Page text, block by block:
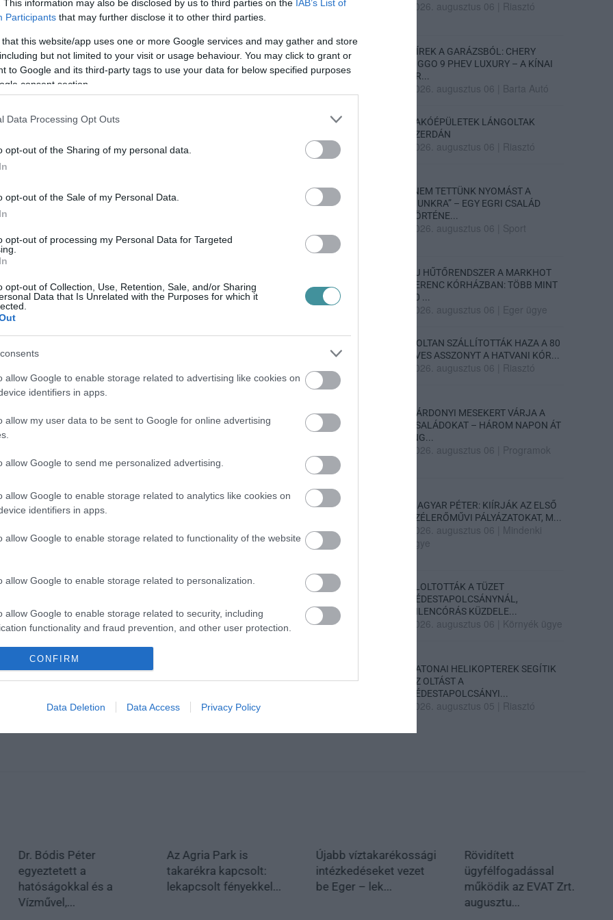
This information may also be disclosed by us to third parties on the IAB’s List of
Participants that may further disclose it to other third parties.
that this website/app uses one or more Google services and may gather and store
but not limited to your visit or usage behaviour. You may click to grant or
to Google and its third-party tags to use your data for below specified purposes
consent section.
Data Processing Opt Outs
opt-out of the Sharing of my personal data.
opt-out of the Sale of my Personal Data.
opt-out of processing my Personal Data for Targeted
opt-out of Collection, Use, Retention, Sale, and/or Sharing
Data that Is Unrelated with the Purposes for which it
allow Google to enable storage related to advertising like cookies on
identifiers in apps.
allow my user data to be sent to Google for online advertising
allow Google to send me personalized advertising.
allow Google to enable storage related to analytics like cookies on
identifiers in apps.
allow Google to enable storage related to functionality of the website
allow Google to enable storage related to personalization.
allow Google to enable storage related to security, including
functionality and fraud prevention, and other user protection.
CONFIRM
Data Deletion Data Access Privacy Policy
esedékes Bajnokok Ligája
jelenlegi helyzetnek. Tóth Edmond edző
le a 2020/2021-es idényben,
a mezőnyben, amely már öt meccsen
játszottak le. A Gyöngyös a Budakalász
Tatabánya otthonában diadalmaskodott.
az SBS-Eger – Telekom Veszprém, a
FKSE-LINAMAR - Dabasi KC, a
KKFT - Csurgói KK
mérkőzése október 6-ra van kiírva,
Sportcsarnokba. Csak remélni
időn belül visszatérnek a régi
aratott a Szeged ellen az
az EGRI ÜGYEK Google Hírek oldalán!
2026. augusztus 06 Riasztó
HÍREK A GARÁZSBÓL: CHERY
TIGGO 9 PHEV LUXURY – A KÍNAI
PR...
2026. augusztus 06 Barta Autó
LAKÓÉPÜLETEK LÁNGOLTAK
SZERDÁN
2026. augusztus 06 Riasztó
„NEM TETTÜNK NYOMÁST A
FIUNKRA” – EGY EGRI CSALÁD
TÖRTÉNE...
2026. augusztus 06 Sport
ÚJ HŰTŐRENDSZER A MARKHOT
FERENC KÓRHÁZBAN: TÖBB MINT
70 ...
2026. augusztus 06 Eger ügye
HOLTAN SZÁLLÍTOTTÁK HAZA A 80
ÉVES ASSZONYT A HATVANI KÓR...
2026. augusztus 06 Riasztó
GÁRDONYI MESEKERT VÁRJA A
CSALÁDOKAT – HÁROM NAPON ÁT
ING...
2026. augusztus 06 Programok
MAGYAR PÉTER: KIÍRJÁK AZ ELSŐ
SZÉLERŐMŰVI PÁLYÁZATOKAT, M...
2026. augusztus 06
Mindenki
ügye
ELOLTOTTÁK A TÜZET
DÉDESTAPOLCSÁNYNÁL,
KILENCÓRÁS KÜZDELE...
2026. augusztus 06 Környék ügye
KATONAI HELIKOPTEREK SEGÍTIK
AZ OLTÁST A
DÉDESTAPOLCSÁNYI...
2026. augusztus 05 Riasztó
Dr. Bódis Péter
egyeztetett a
hatóságokkal és a
Vízművel,...
Az Agria Park is
takarékra kapcsolt:
lekapcsolt fényekkel...
Újabb víztakarékossági
intézkedéseket vezet
be Eger – lek...
Rövidített
ügyfélfogadással
működik az EVAT Zrt.
augusztu...